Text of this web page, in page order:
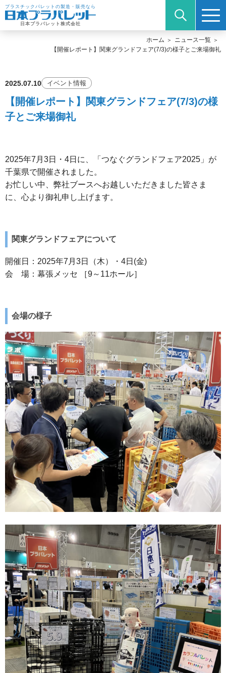
プラスチックパレットの製造・販売なら
日本プラパレット株式会社
ホーム
ニュース一覧
【開催レポート】関東グランドフェア(7/3)の様子とご来場御礼
2025.07.10 イベント情報
【開催レポート】関東グランドフェア(7/3)の様
子とご来場御礼
2025年7月3日・4日に、「つなぐグランドフェア2025」が
千葉県で開催されました。
お忙しい中、弊社ブースへお越しいただきました皆さま
に、心より御礼申し上げます。
関東グランドフェアについて
開催日：2025年7月3日（木）・4日(金)
会 場：幕張メッセ ［9～11ホール］
会場の様子